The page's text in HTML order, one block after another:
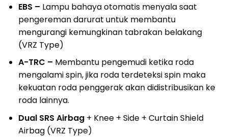
EBS – Lampu bahaya otomatis menyala saat
pengereman darurat untuk membantu
mengurangi kemungkinan tabrakan belakang
(VRZ Type)
A-TRC – Membantu pengemudi ketika roda
mengalami spin, jika roda terdeteksi spin maka
kekuatan roda penggerak akan didistribusikan ke
roda lainnya.
Dual SRS Airbag+ Knee + Side + Curtain Shield
Airbag (VRZ Type)